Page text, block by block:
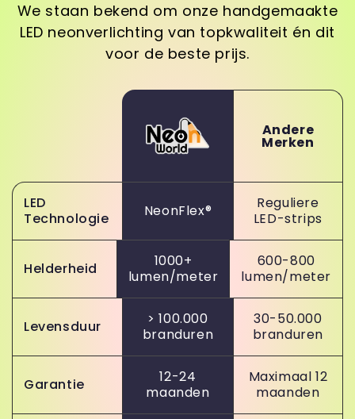
We staan bekend om onze handgemaakte
LED neonverlichting van topkwaliteit én dit
voor de beste prijs.
Andere
Merken
LED
Technologie
NeonFlex®
Reguliere
LED-strips
Helderheid
1000+
lumen/meter
600-800
lumen/meter
Levensduur
> 100.000
branduren
30-50.000
branduren
Garantie
12-24
maanden
Maximaal 12
maanden